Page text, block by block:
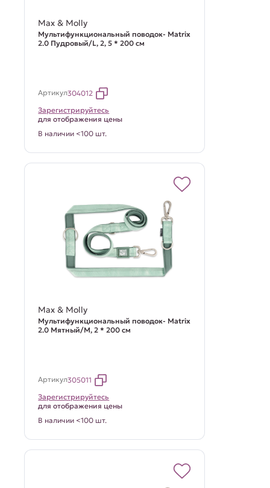
Max & Molly
Мультифункциональный поводок- Matrix
2.0 Пудровый/L, 2, 5 * 200 см
Артикул304012
Зарегистрируйтесь
для отображения цены
В наличии <100 шт.
Max & Molly
Мультифункциональный поводок- Matrix
2.0 Мятный/M, 2 * 200 см
Артикул305011
Зарегистрируйтесь
для отображения цены
В наличии <100 шт.